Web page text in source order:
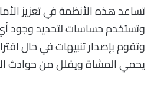
تساعد هذه الأنظمة في تعزيز
وتستخدم حساسات لتحديد وجود
وتقوم بإصدار تنبيهات في حال
يحمي المشاة ويقلل من حوادث